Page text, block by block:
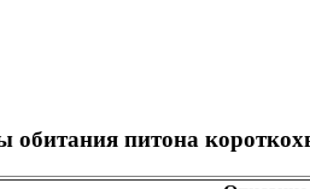
питона